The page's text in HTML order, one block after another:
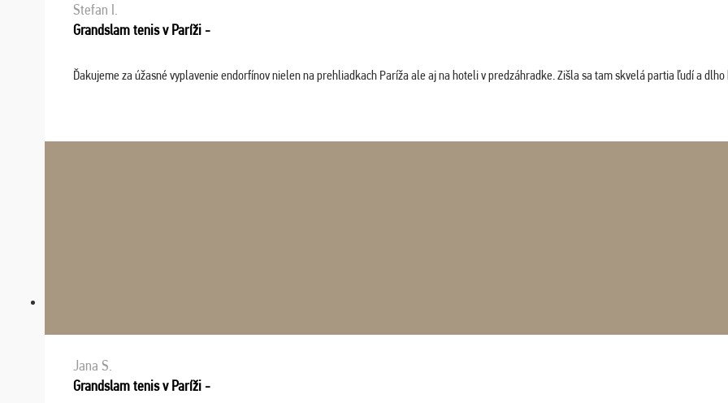
Stefan I.
Grandslam tenis v Paríži -
Ďakujeme za úžasné vyplavenie endorfínov nielen na prehliadkach Paríža ale aj na hoteli v predzáhradke. Zišla sa tam skvelá partia ľudí a
Jana S.
Grandslam tenis v Paríži -